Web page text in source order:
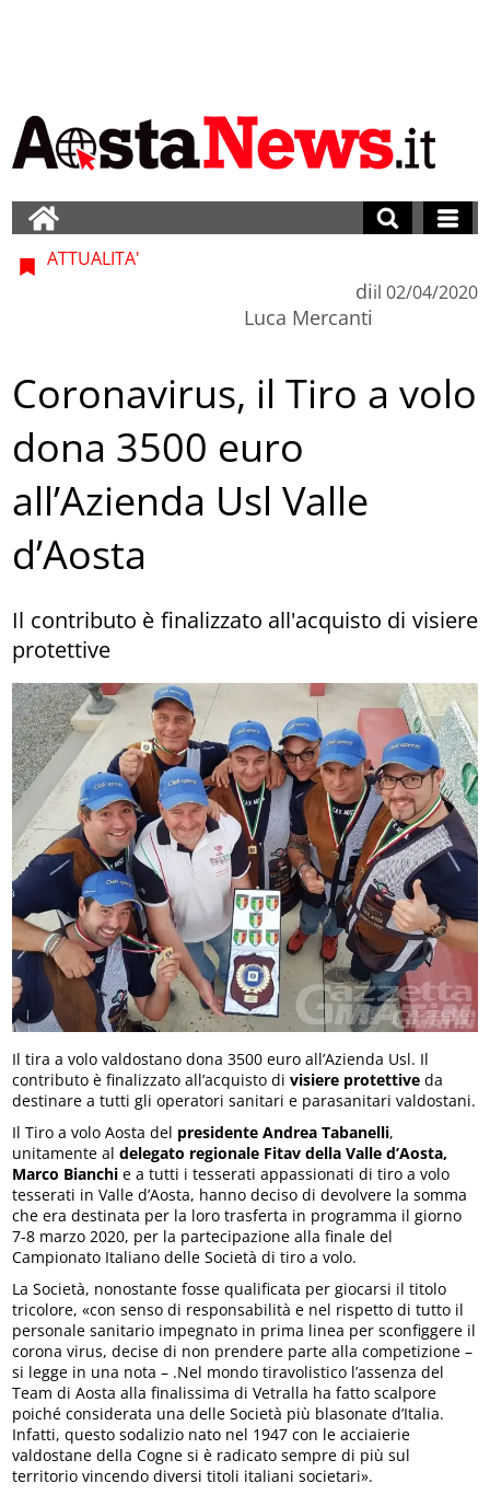
ATTUALITA'
di
Luca Mercanti
il 02/04/2020
Coronavirus, il Tiro a volo
dona 3500 euro
all’Azienda Usl Valle
d’Aosta
Il contributo è finalizzato all'acquisto di visiere
protettive
Il tira a volo valdostano dona 3500 euro all’Azienda Usl. Il
contributo è finalizzato all’acquisto divisiere protettive da
destinare a tutti gli operatori sanitari e parasanitari valdostani.
Il Tiro a volo Aosta del presidente Andrea Tabanelli,
unitamente aldelegato regionale Fitav della Valle d’Aosta,
Marco Bianchi e a tutti i tesserati appassionati di tiro a volo
tesserati in Valle d’Aosta, hanno deciso di devolvere la somma
che era destinata per la loro trasferta in programma il giorno
7-8 marzo 2020, per la partecipazione alla finale del
Campionato Italiano delle Società di tiro a volo.
La Società, nonostante fosse qualificata per giocarsi il titolo
tricolore, «con senso di responsabilità e nel rispetto di tutto il
personale sanitario impegnato in prima linea per sconfiggere il
corona virus, decise di non prendere parte alla competizione –
si legge in una nota – .Nel mondo tiravolistico l’assenza del
Team di Aosta alla finalissima di Vetralla ha fatto scalpore
poiché considerata una delle Società più blasonate d’Italia.
Infatti, questo sodalizio nato nel 1947 con le acciaierie
valdostane della Cogne si è radicato sempre di più sul
territorio vincendo diversi titoli italiani societari».